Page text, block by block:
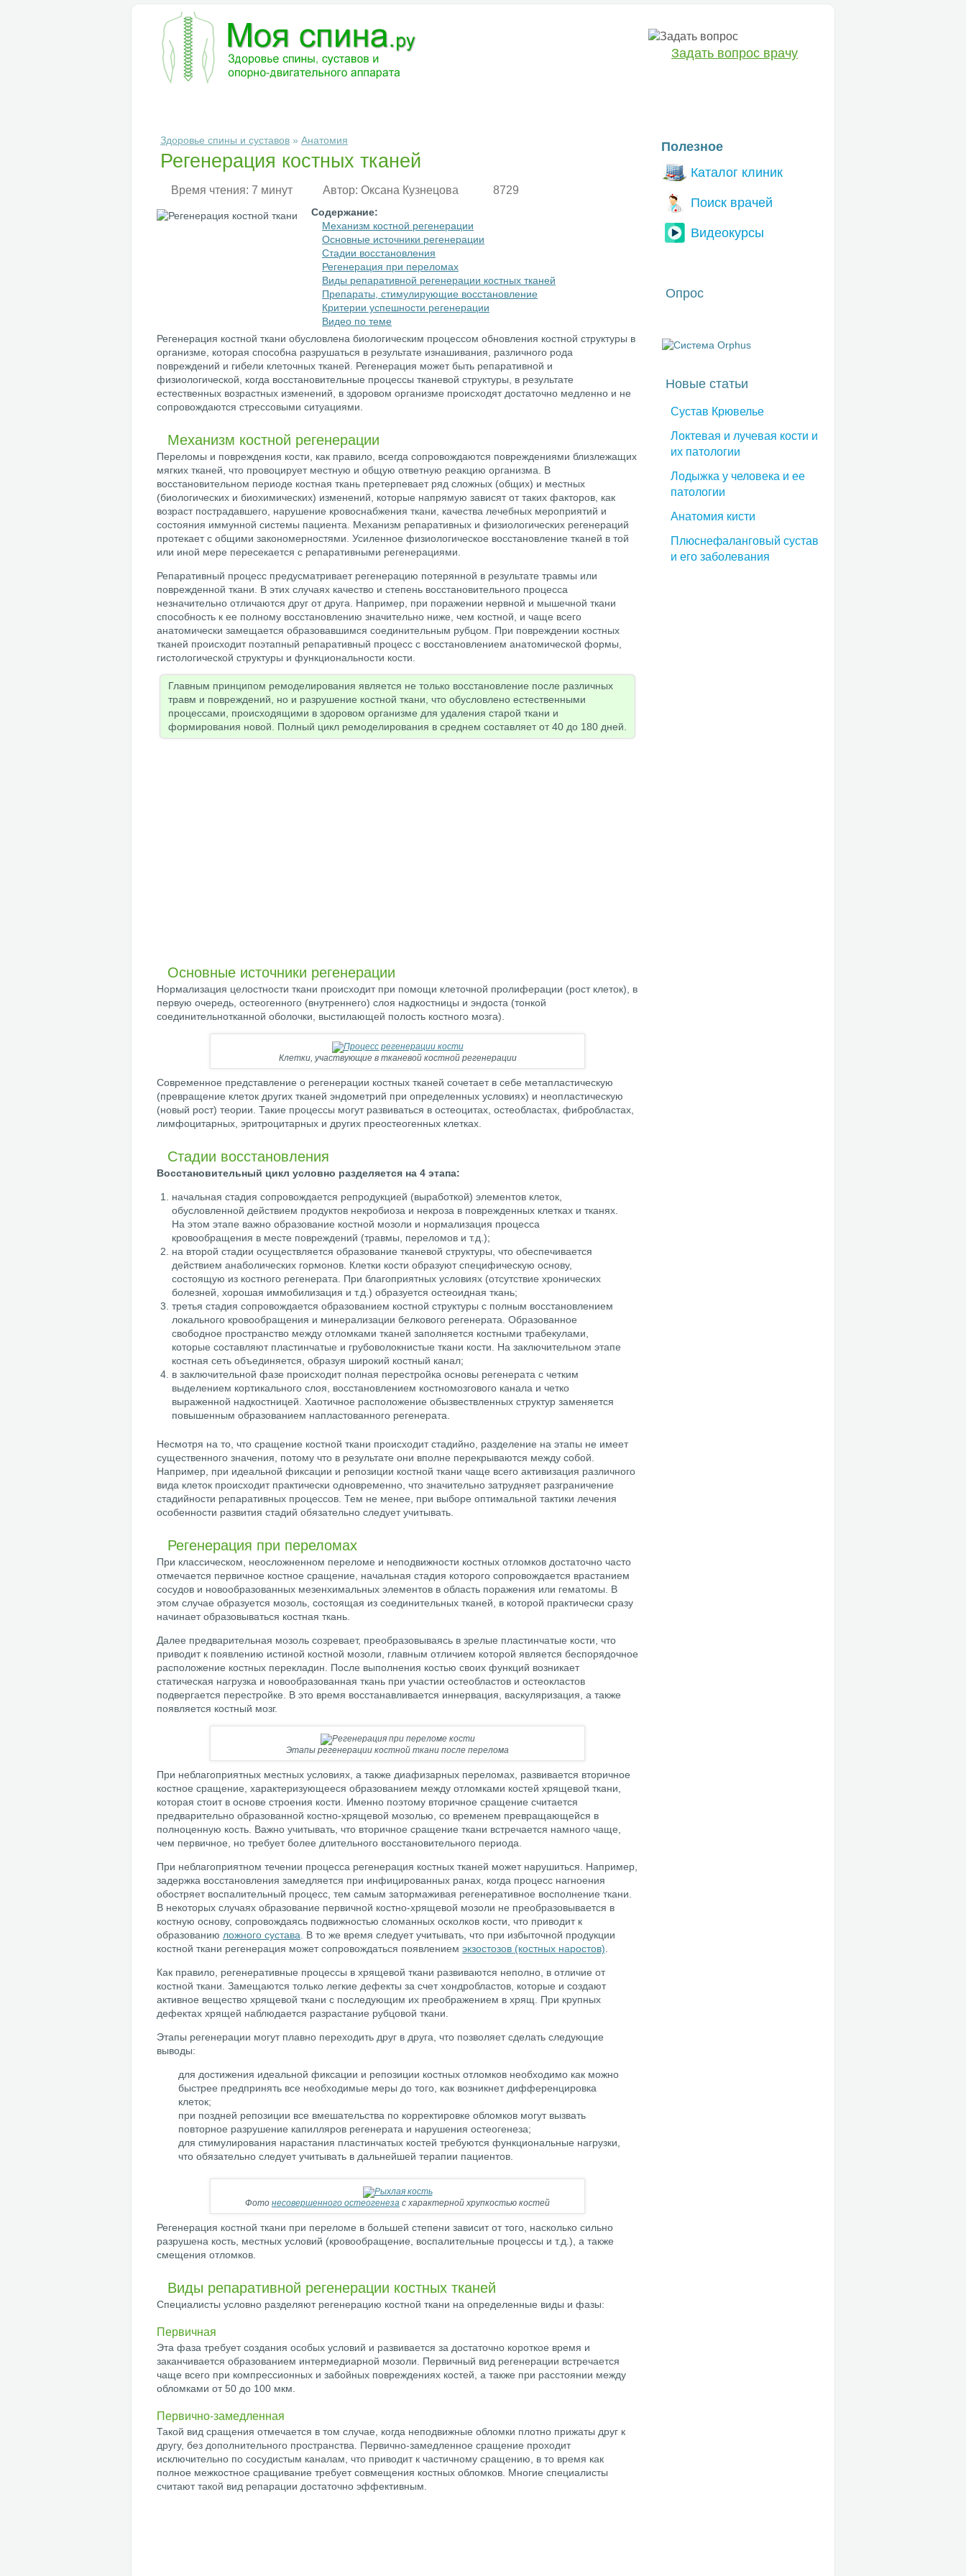
Задать вопрос врачу
Здоровье спины и суставов » Анатомия
Регенерация костных тканей
Время чтения: 7 минут Автор: Оксана Кузнецова 8729
Содержание:
Механизм костной регенерации
Основные источники регенерации
Стадии восстановления
Регенерация при переломах
Виды репаративной регенерации костных тканей
Препараты, стимулирующие восстановление
Критерии успешности регенерации
Видео по теме
Регенерация костной ткани обусловлена биологическим процессом обновления костной структуры в
организме, которая способна разрушаться в результате изнашивания, различного рода
повреждений и гибели клеточных тканей. Регенерация может быть репаративной и
физиологической, когда восстановительные процессы тканевой структуры, в результате
естественных возрастных изменений, в здоровом организме происходят достаточно медленно и не
сопровождаются стрессовыми ситуациями.
Механизм костной регенерации
Переломы и повреждения кости, как правило, всегда сопровождаются повреждениями близлежащих
мягких тканей, что провоцирует местную и общую ответную реакцию организма. В
восстановительном периоде костная ткань претерпевает ряд сложных (общих) и местных
(биологических и биохимических) изменений, которые напрямую зависят от таких факторов, как
возраст пострадавшего, нарушение кровоснабжения ткани, качества лечебных мероприятий и
состояния иммунной системы пациента. Механизм репаративных и физиологических регенераций
протекает с общими закономерностями. Усиленное физиологическое восстановление тканей в той
или иной мере пересекается с репаративными регенерациями.
Репаративный процесс предусматривает регенерацию потерянной в результате травмы или
поврежденной ткани. В этих случаях качество и степень восстановительного процесса
незначительно отличаются друг от друга. Например, при поражении нервной и мышечной ткани
способность к ее полному восстановлению значительно ниже, чем костной, и чаще всего
анатомически замещается образовавшимся соединительным рубцом. При повреждении костных
тканей происходит поэтапный репаративный процесс с восстановлением анатомической формы,
гистологической структуры и функциональности кости.
Главным принципом ремоделирования является не только восстановление после различных
травм и повреждений, но и разрушение костной ткани, что обусловлено естественными
процессами, происходящими в здоровом организме для удаления старой ткани и
формирования новой. Полный цикл ремоделирования в среднем составляет от 40 до 180 дней.
Основные источники регенерации
Нормализация целостности ткани происходит при помощи клеточной пролиферации (рост клеток), в
первую очередь, остеогенного (внутреннего) слоя надкостницы и эндоста (тонкой
соединительнотканной оболочки, выстилающей полость костного мозга).
Клетки, участвующие в тканевой костной регенерации
Современное представление о регенерации костных тканей сочетает в себе метапластическую
(превращение клеток других тканей эндометрий при определенных условиях) и неопластическую
(новый рост) теории. Такие процессы могут развиваться в остеоцитах, остеобластах, фибробластах,
лимфоцитарных, эритроцитарных и других преостеогенных клетках.
Стадии восстановления
Восстановительный цикл условно разделяется на 4 этапа:
начальная стадия сопровождается репродукцией (выработкой) элементов клеток,
обусловленной действием продуктов некробиоза и некроза в поврежденных клетках и тканях.
На этом этапе важно образование костной мозоли и нормализация процесса
кровообращения в месте повреждений (травмы, переломов и т.д.);
на второй стадии осуществляется образование тканевой структуры, что обеспечивается
действием анаболических гормонов. Клетки кости образуют специфическую основу,
состоящую из костного регенерата. При благоприятных условиях (отсутствие хронических
болезней, хорошая иммобилизация и т.д.) образуется остеоидная ткань;
третья стадия сопровождается образованием костной структуры с полным восстановлением
локального кровообращения и минерализации белкового регенерата. Образованное
свободное пространство между отломками тканей заполняется костными трабекулами,
которые составляют пластинчатые и грубоволокнистые ткани кости. На заключительном этапе
костная сеть объединяется, образуя широкий костный канал;
в заключительной фазе происходит полная перестройка основы регенерата с четким
выделением кортикального слоя, восстановлением костномозгового канала и четко
выраженной надкостницей. Хаотичное расположение обызвествленных структур заменяется
повышенным образованием напластованного регенерата.
Несмотря на то, что сращение костной ткани происходит стадийно, разделение на этапы не имеет
существенного значения, потому что в результате они вполне перекрываются между собой.
Например, при идеальной фиксации и репозиции костной ткани чаще всего активизация различного
вида клеток происходит практически одновременно, что значительно затрудняет разграничение
стадийности репаративных процессов. Тем не менее, при выборе оптимальной тактики лечения
особенности развития стадий обязательно следует учитывать.
Регенерация при переломах
При классическом, неосложненном переломе и неподвижности костных отломков достаточно часто
отмечается первичное костное сращение, начальная стадия которого сопровождается врастанием
сосудов и новообразованных мезенхимальных элементов в область поражения или гематомы. В
этом случае образуется мозоль, состоящая из соединительных тканей, в которой практически сразу
начинает образовываться костная ткань.
Далее предварительная мозоль созревает, преобразовываясь в зрелые пластинчатые кости, что
приводит к появлению истиной костной мозоли, главным отличием которой является беспорядочное
расположение костных перекладин. После выполнения костью своих функций возникает
статическая нагрузка и новообразованная ткань при участии остеобластов и остеокластов
подвергается перестройке. В это время восстанавливается иннервация, васкуляризация, а также
появляется костный мозг.
Этапы регенерации костной ткани после перелома
При неблагоприятных местных условиях, а также диафизарных переломах, развивается вторичное
костное сращение, характеризующееся образованием между отломками костей хрящевой ткани,
которая стоит в основе строения кости. Именно поэтому вторичное сращение считается
предварительно образованной костно-хрящевой мозолью, со временем превращающейся в
полноценную кость. Важно учитывать, что вторичное сращение ткани встречается намного чаще,
чем первичное, но требует более длительного восстановительного периода.
При неблагоприятном течении процесса регенерация костных тканей может нарушиться. Например,
задержка восстановления замедляется при инфицированных ранах, когда процесс нагноения
обостряет воспалительный процесс, тем самым затормаживая регенеративное восполнение ткани.
В некоторых случаях образование первичной костно-хрящевой мозоли не преобразовывается в
костную основу, сопровождаясь подвижностью сломанных осколков кости, что приводит к
образованию ложного сустава . В то же время следует учитывать, что при избыточной продукции
костной ткани регенерация может сопровождаться появлением экзостозов (костных наростов)
Как правило, регенеративные процессы в хрящевой ткани развиваются неполно, в отличие от
костной ткани. Замещаются только легкие дефекты за счет хондробластов, которые и создают
активное вещество хрящевой ткани с последующим их преображением в хрящ. При крупных
дефектах хрящей наблюдается разрастание рубцовой ткани.
Этапы регенерации могут плавно переходить друг в друга, что позволяет сделать следующие
выводы:
для достижения идеальной фиксации и репозиции костных отломков необходимо как можно
быстрее предпринять все необходимые меры до того, как возникнет дифференцировка
клеток;
при поздней репозиции все вмешательства по корректировке обломков могут вызвать
повторное разрушение капилляров регенерата и нарушения остеогенеза;
для стимулирования нарастания пластинчатых костей требуются функциональные нагрузки,
что обязательно следует учитывать в дальнейшей терапии пациентов.
Фото несовершенного остеогенеза с характерной хрупкостью костей
Регенерация костной ткани при переломе в большей степени зависит от того, насколько сильно
разрушена кость, местных условий (кровообращение, воспалительные процессы и т.д.), а также
смещения отломков.
Виды репаративной регенерации костных тканей
Специалисты условно разделяют регенерацию костной ткани на определенные виды и фазы:
Первичная
Эта фаза требует создания особых условий и развивается за достаточно короткое время и
заканчивается образованием интермедиарной мозоли. Первичный вид регенерации встречается
чаще всего при компрессионных и забойных повреждениях костей, а также при расстоянии между
обломками от 50 до 100 мкм.
Первично-замедленная
Такой вид сращения отмечается в том случае, когда неподвижные обломки плотно прижаты друг к
другу, без дополнительного пространства. Первично-замедленное сращение проходит
исключительно по сосудистым каналам, что приводит к частичному сращению, в то время как
полное межкостное сращивание требует совмещения костных обломков. Многие специалисты
считают такой вид репарации достаточно эффективным.
Полезное
Каталог клиник
Поиск врачей
Видеокурсы
Опрос
Новые статьи
Сустав Крювелье
Локтевая и лучевая кости и
их патологии
Лодыжка у человека и ее
патологии
Анатомия кисти
Плюснефаланговый сустав
и его заболевания